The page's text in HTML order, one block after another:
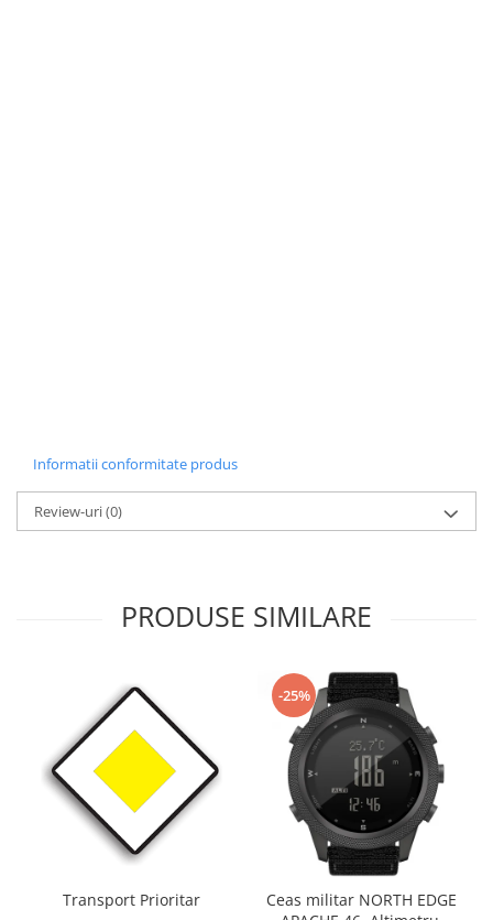
Informatii conformitate produs
Review-uri(0)
PRODUSE SIMILARE
Transport Prioritar
-25%
Ceas militar NORTH EDGE